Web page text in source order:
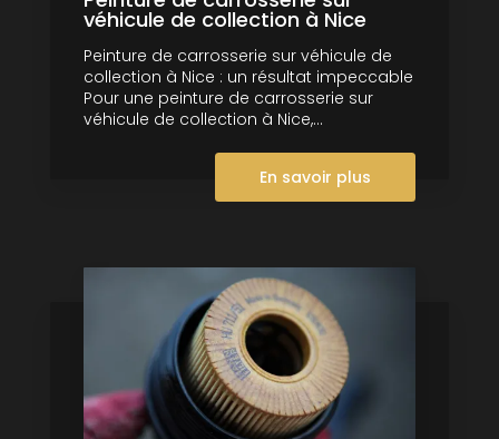
véhicule de collection à Nice
Peinture de carrosserie sur véhicule de
collection à Nice : un résultat impeccable
Pour une peinture de carrosserie sur
véhicule de collection à Nice,...
En savoir plus